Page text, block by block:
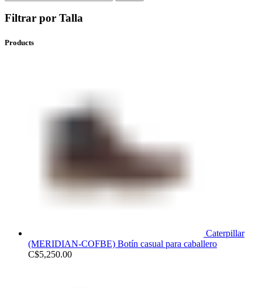
Filtrar por Talla
Products
Caterpillar
(MERIDIAN-COFBE) Botín casual para caballero
C$5,250.00